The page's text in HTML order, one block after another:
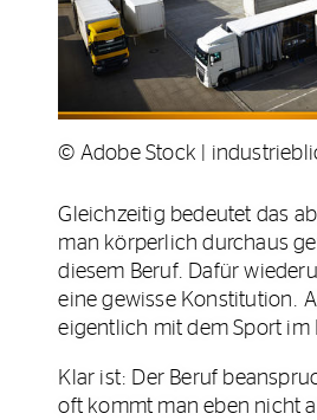
© Adobe Stock |
Gleichzeitig bedeutet das
man körperlich durchaus
diesem Beruf. Dafür
eine gewisse Konstitution.
eigentlich mit dem Sport im
Klar ist: Der Beruf
oft kommt man eben nicht